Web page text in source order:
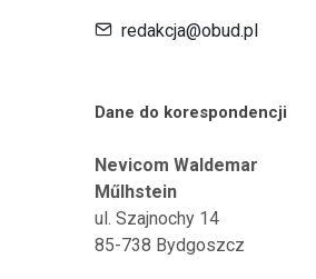
redakcja@obud.pl
Dane do korespondencji
Nevicom Waldemar
Műlhstein
ul. Szajnochy 14
85-738 Bydgoszcz